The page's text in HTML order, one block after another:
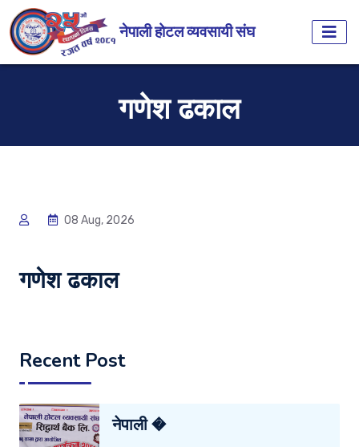
नेपाली होटल व्यवसायी संघ
गणेश ढकाल
08 Aug, 2026
गणेश ढकाल
Recent Post
नेपाली �